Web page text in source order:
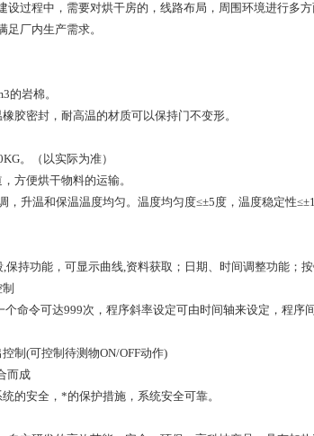
过程中，需要对烘干房的，线路布局，周围环境进行多
厂内生产需求。
的岩棉。
胶密封，耐高温的材质可以保持门不变形。
。（以实际为准）
方便烘干物料的运输。
升温和保温温度均匀。温度均匀度≤±5度，温度稳定性
持功能，可显示曲线,资料获取；日期、时间调整功能；
命令可达999次，程序斜率设定可由时间轴来设定，程序
制(可控制待测物ON/OFF动作)
而成
的安全，*的保护措施，系统安全可靠。